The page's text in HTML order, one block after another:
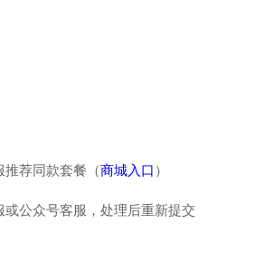
荐同款套餐（商城入口）
公众号客服，处理后重新提交